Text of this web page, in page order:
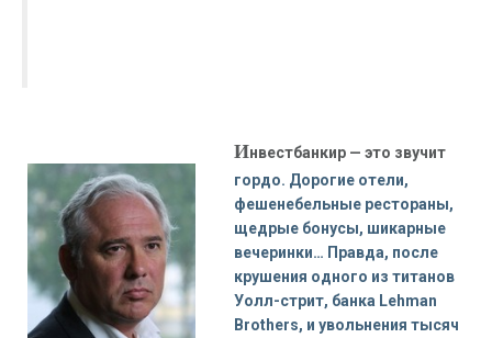
Инвестбанкир — это звучит
гордо. Дорогие отели,
фешенебельные рестораны,
щедрые бонусы, шикарные
вечеринки… Правда, после
крушения одного из титанов
Уолл-стрит, банка Lehman
Brothers, и увольнения тысяч